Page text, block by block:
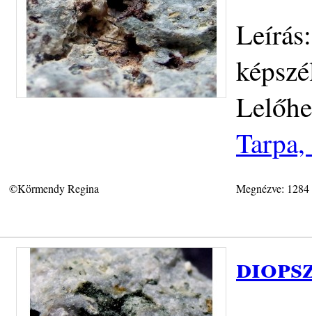
©Körmendy Regina Megnézve: